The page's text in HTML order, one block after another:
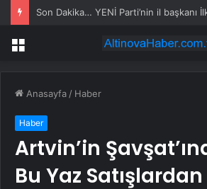
Menü
Anasayfa / Haber
Haber
Artvin’in
Bu Yaz